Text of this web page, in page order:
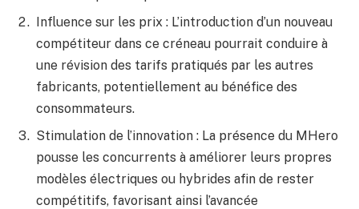
Influence sur les prix : L’introduction d’un nouveau
compétiteur dans ce créneau pourrait conduire à
une révision des tarifs pratiqués par les autres
fabricants, potentiellement au bénéfice des
consommateurs.
Stimulation de l’innovation : La présence du MHero
pousse les concurrents à améliorer leurs propres
modèles électriques ou hybrides afin de rester
compétitifs, favorisant ainsi l’avancée